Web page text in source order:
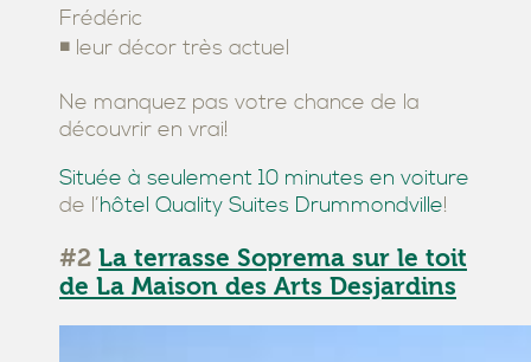
Frédéric
◾ leur décor très actuel
Ne manquez pas votre chance de la
découvrir en vrai!
Située à seulement 10 minutes en voiture
de l’hôtel Quality Suites Drummondville!
#2 La terrasse Soprema sur le toit
de La Maison des Arts Desjardins